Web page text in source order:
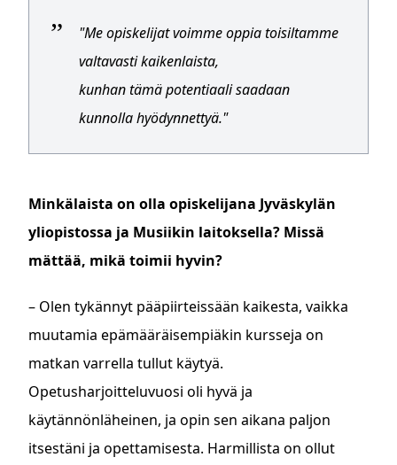
"Me opiskelijat voimme oppia toisiltamme
valtavasti kaikenlaista,
kunhan tämä potentiaali saadaan
kunnolla hyödynnettyä."
Minkälaista on olla opiskelijana Jyväskylän
yliopistossa ja Musiikin laitoksella? Missä
mättää, mikä toimii hyvin?
– Olen tykännyt pääpiirteissään kaikesta, vaikka
muutamia epämääräisempiäkin kursseja on
matkan varrella tullut käytyä.
Opetusharjoitteluvuosi oli hyvä ja
käytännönläheinen, ja opin sen aikana paljon
itsestäni ja opettamisesta. Harmillista on ollut